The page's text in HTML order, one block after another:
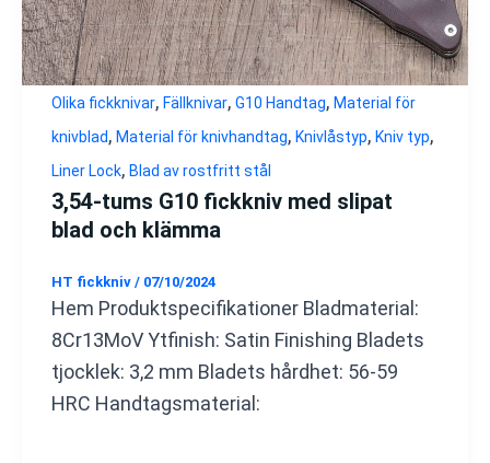
Olika fickknivar, Fällknivar, G10 Handtag, Material för
knivblad, Material för knivhandtag, Knivlåstyp, Kniv typ,
Liner Lock, Blad av rostfritt stål
3,54-tums G10 fickkniv med slipat
blad och klämma
HT fickkniv / 07/10/2024
Hem Produktspecifikationer Bladmaterial:
8Cr13MoV Ytfinish: Satin Finishing Bladets
tjocklek: 3,2 mm Bladets hårdhet: 56-59
HRC Handtagsmaterial: